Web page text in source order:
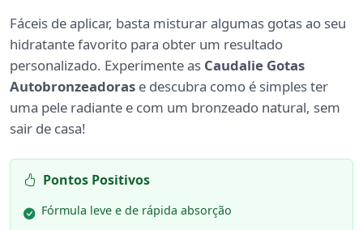
Fáceis de aplicar, basta misturar algumas gotas ao seu
hidratante favorito para obter um resultado
personalizado. Experimente as Caudalie Gotas
Autobronzeadoras e descubra como é simples ter
uma pele radiante e com um bronzeado natural, sem
sair de casa!
Pontos Positivos
Fórmula leve e de rápida absorção